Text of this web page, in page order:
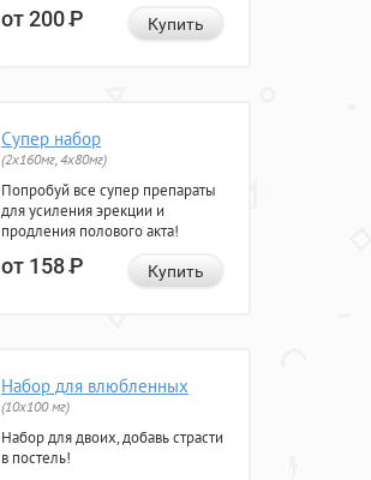
от 200Р Купить
Супер набор
(2х160мг, 4х80мг)
Попробуй все супер препараты
для усиления эрекции и
продления полового акта!
от 158Р Купить
Набор для влюбленных
(10х100 мг)
Набор для двоих, добавь страсти
в постель!